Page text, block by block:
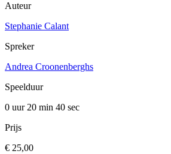
Auteur
Stephanie Calant
Spreker
Andrea Croonenberghs
Speelduur
0 uur 20 min 40 sec
Prijs
€ 25,00